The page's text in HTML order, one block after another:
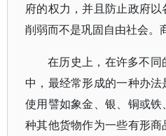
府的权力，并且防止政府
削弱而不是巩固自由社会。
在历史上，在许多不
中，最经常形成的一种办法
使用譬如象金、银、铜或
种其他货物作为一些有形